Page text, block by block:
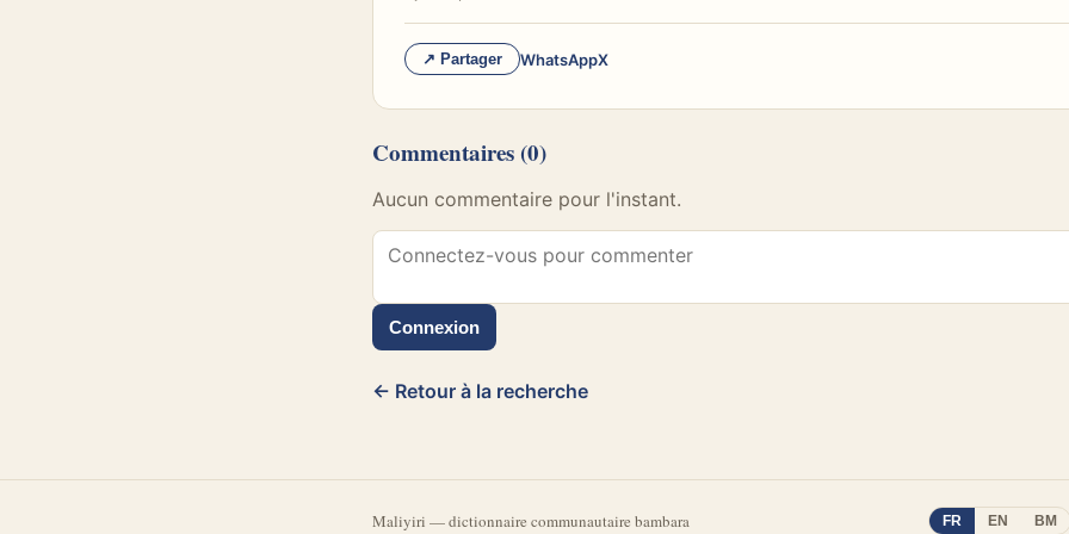
↗ Partager WhatsAppX
Commentaires (0)
Aucun commentaire pour l'instant.
Connexion
← Retour à la recherche
Maliyiri —dictionnaire communautaire bambara FR EN BM